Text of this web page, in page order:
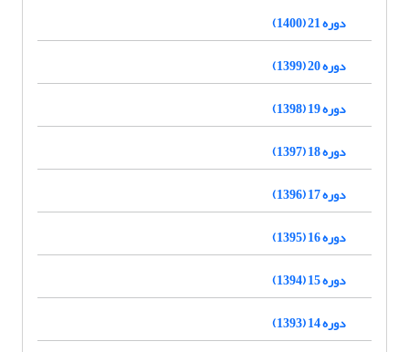
دوره 21 (1400)
دوره 20 (1399)
دوره 19 (1398)
دوره 18 (1397)
دوره 17 (1396)
دوره 16 (1395)
دوره 15 (1394)
دوره 14 (1393)